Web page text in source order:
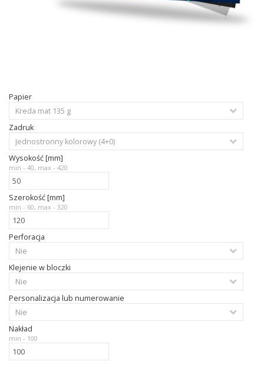
Papier
Zadruk
Wysokość [mm]
min - 40, max - 420
Szerokość [mm]
min - 60, max - 320
Perforacja
Klejenie w bloczki
Personalizacja lub numerowanie
Nakład
min - 100